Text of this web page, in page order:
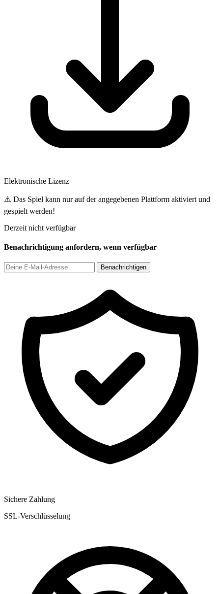
Elektronische Lizenz
⚠️ Das Spiel kann nur auf der angegebenen Plattform aktiviert und
gespielt werden!
Derzeit nicht verfügbar
Benachrichtigung anfordern, wenn verfügbar
Benachrichtigen
Sichere Zahlung
SSL-Verschlüsselung